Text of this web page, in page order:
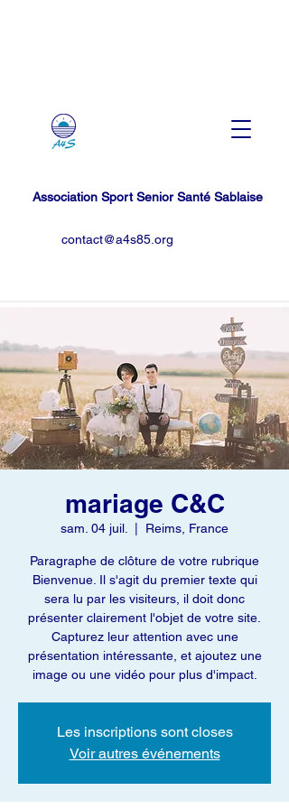
contact@a4s85.org
Association Sport Senior Santé Sablaise
mariage C&C
sam. 04 juil. Reims, France
Paragraphe de clôture de votre rubrique
Bienvenue. Il s'agit du premier texte qui
sera lu par les visiteurs, il doit donc
présenter clairement l'objet de votre site.
Capturez leur attention avec une
présentation intéressante, et ajoutez une
image ou une vidéo pour plus d'impact.
Les inscriptions sont closes
Voir autres événements